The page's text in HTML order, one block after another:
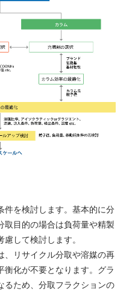
件を検討します。基本的に分
取目的の場合は負荷量や精製
して検討します。
、リサイクル分取や溶媒の再
衡化が不要となります。グラ
るため、分取フラクションの